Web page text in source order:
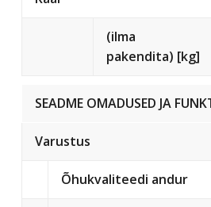
(ilma
pakendita) [kg]
SEADME OMADUSED JA
Varustus
Õhukvaliteedi andur